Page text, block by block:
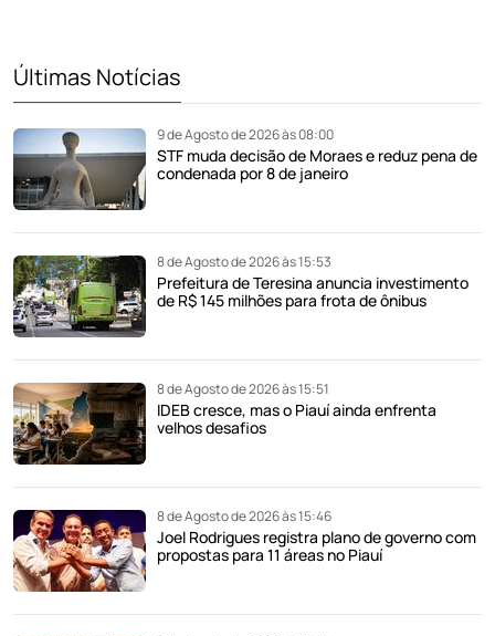
Últimas Notícias
9 de Agosto de 2026 às 08:00
STF muda decisão de Moraes e reduz pena de
condenada por 8 de janeiro
8 de Agosto de 2026 às 15:53
Prefeitura de Teresina anuncia investimento
de R$ 145 milhões para frota de ônibus
8 de Agosto de 2026 às 15:51
IDEB cresce, mas o Piauí ainda enfrenta
velhos desafios
8 de Agosto de 2026 às 15:46
Joel Rodrigues registra plano de governo com
propostas para 11 áreas no Piauí